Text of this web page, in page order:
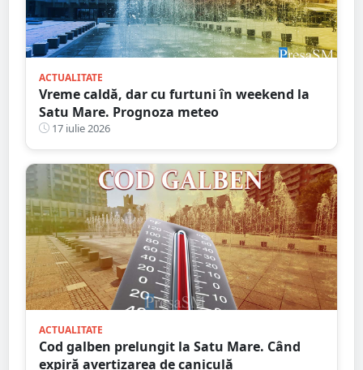
ACTUALITATE
Vreme caldă, dar cu furtuni în weekend la
Satu Mare. Prognoza meteo
17 iulie 2026
ACTUALITATE
Cod galben prelungit la Satu Mare. Când
expiră avertizarea de caniculă